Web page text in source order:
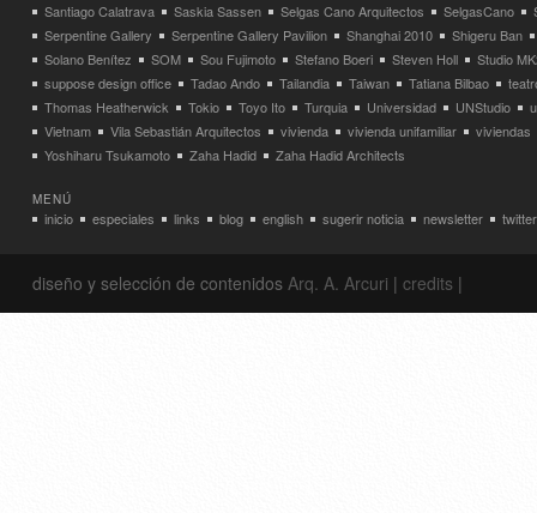
Santiago Calatrava
Saskia Sassen Selgas Cano Arquitectos SelgasCano
Serpentine Gallery
Serpentine Gallery Pavilion Shanghai 2010
Shigeru Ban
Solano Benítez
SOM Sou Fujimoto Stefano Boeri Steven Holl
Studio
suppose design office
Tadao Ando Tailandia Taiwan Tatiana Bilbao
Thomas Heatherwick
Tokio Toyo Ito Turquia Universidad UNStudio
Vietnam
Vila Sebastián Arquitectos vivienda vivienda unifamiliar
viviendas
Yoshiharu Tsukamoto
Zaha Hadid Zaha Hadid Architects
MENÚ
inicio especiales links blog english sugerir noticia newsletter twitter
diseño y selección de contenidos Arq. A. Arcuri | credits |